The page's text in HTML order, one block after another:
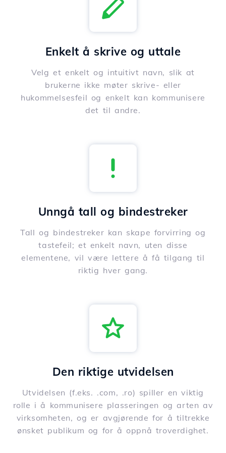
Enkelt å skrive og uttale
Velg et enkelt og intuitivt navn, slik at
brukerne ikke møter skrive- eller
hukommelsesfeil og enkelt kan kommunisere
det til andre.
Unngå tall og bindestreker
Tall og bindestreker kan skape forvirring og
tastefeil; et enkelt navn, uten disse
elementene, vil være lettere å få tilgang til
riktig hver gang.
Den riktige utvidelsen
Utvidelsen (f.eks. .com, .ro) spiller en viktig
rolle i å kommunisere plasseringen og arten av
virksomheten, og er avgjørende for å tiltrekke
ønsket publikum og for å oppnå troverdighet.